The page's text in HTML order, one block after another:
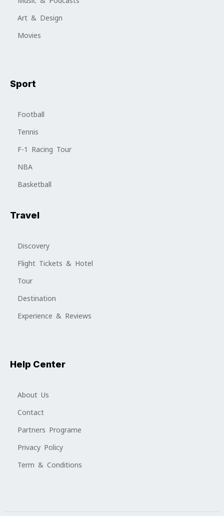
Art & Design
Movies
Sport
Football
Tennis
F-1 Racing Tour
NBA
Basketball
Travel
Discovery
Flight Tickets & Hotel
Tour
Destination
Experience & Reviews
Help Center
About Us
Contact
Partners Programe
Privacy Policy
Term & Conditions